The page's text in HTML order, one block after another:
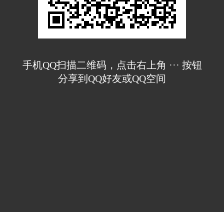
手机QQ扫描二维码，点击右上角 ··· 按钮
分享到QQ好友或QQ空间